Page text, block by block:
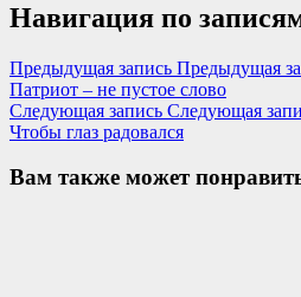
Навигация по
Предыдущая запись Предыдущая
Патриот – не пустое слово
Следующая запись Следующая
Чтобы глаз радовался
Вам также может